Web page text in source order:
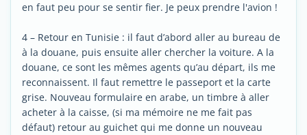
en faut peu pour se sentir fier. Je peux prendre l'avion !
4 – Retour en Tunisie : il faut d’abord aller au bureau de
à la douane, puis ensuite aller chercher la voiture. A la
douane, ce sont les mêmes agents qu’au départ, ils me
reconnaissent. Il faut remettre le passeport et la carte
grise. Nouveau formulaire en arabe, un timbre à aller
acheter à la caisse, (si ma mémoire ne me fait pas
défaut) retour au guichet qui me donne un nouveau